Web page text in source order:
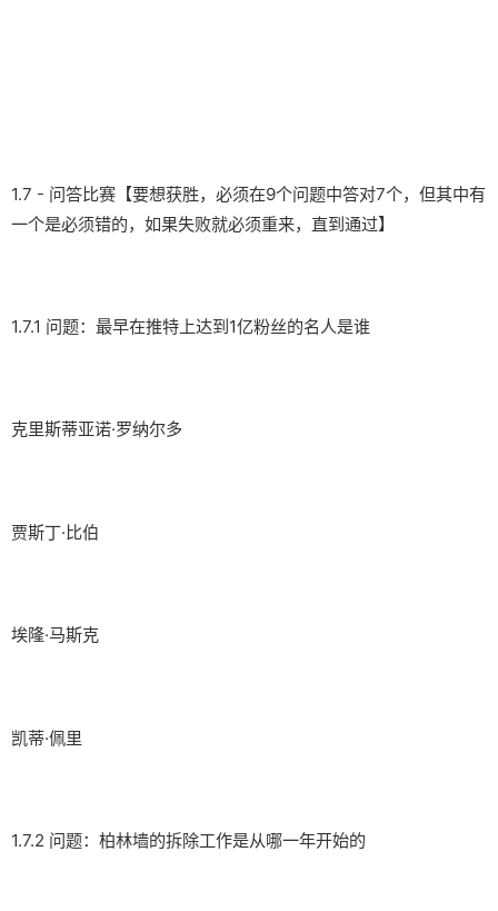
1.7 - 问答比赛【要想获胜，必须在9个问题中答对7个，但其中有
一个是必须错的，如果失败就必须重来，直到通过】
1.7.1 问题：最早在推特上达到1亿粉丝的名人是谁
克里斯蒂亚诺·罗纳尔多
贾斯丁·比伯
埃隆·马斯克
凯蒂·佩里
1.7.2 问题：柏林墙的拆除工作是从哪一年开始的